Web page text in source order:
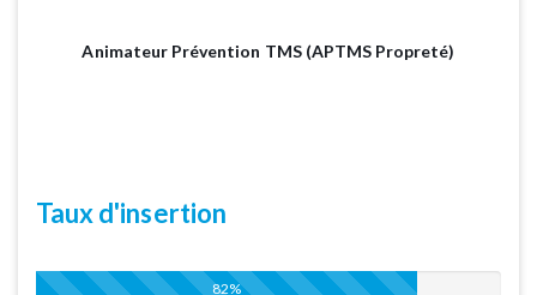
Animateur Prévention TMS (APTMS Propreté)
Taux d'insertion
82%